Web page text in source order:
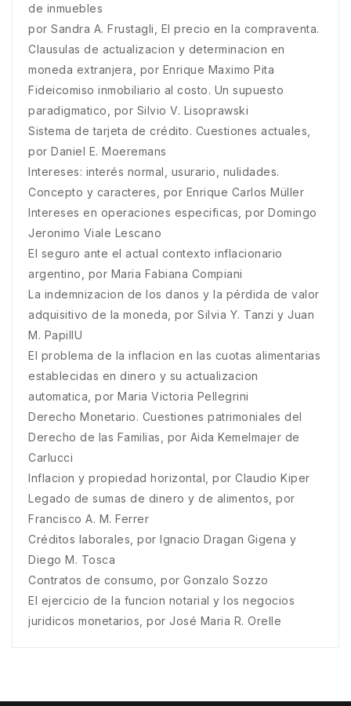
de inmuebles
por Sandra A. Frustagli, El precio en la compraventa.
Clausulas de actualizacion y determinacion en
moneda extranjera, por Enrique Maximo Pita
Fideicomiso inmobiliario al costo. Un supuesto
paradigmatico, por Silvio V. Lisoprawski
Sistema de tarjeta de crédito. Cuestiones actuales,
por Daniel E. Moeremans
Intereses: interés normal, usurario, nulidades.
Concepto y caracteres, por Enrique Carlos Müller
Intereses en operaciones especificas, por Domingo
Jeronimo Viale Lescano
El seguro ante el actual contexto inflacionario
argentino, por Maria Fabiana Compiani
La indemnizacion de los danos y la pérdida de valor
adquisitivo de la moneda, por Silvia Y. Tanzi y Juan
M. PapillU
El problema de la inflacion en las cuotas alimentarias
establecidas en dinero y su actualizacion
automatica, por Maria Victoria Pellegrini
Derecho Monetario. Cuestiones patrimoniales del
Derecho de las Familias, por Aida Kemelmajer de
Carlucci
Inflacion y propiedad horizontal, por Claudio Kiper
Legado de sumas de dinero y de alimentos, por
Francisco A. M. Ferrer
Créditos laborales, por Ignacio Dragan Gigena y
Diego M. Tosca
Contratos de consumo, por Gonzalo Sozzo
El ejercicio de la funcion notarial y los negocios
juridicos monetarios, por José Maria R. Orelle